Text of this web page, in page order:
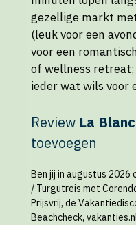
gezellige markt
(leuk voor een
voor een
of wellness
ieder wat wils voor
Review La
toevoegen
Ben jij in augustus
/ Turgutreis met
Prijsvrij, de
Beachcheck,